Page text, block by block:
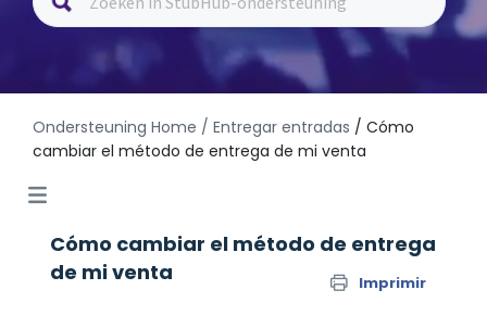
Ondersteuning Home / Entregar entradas / Cómo
cambiar el método de entrega de mi venta
Cómo cambiar el método de entrega
de mi venta
Imprimir